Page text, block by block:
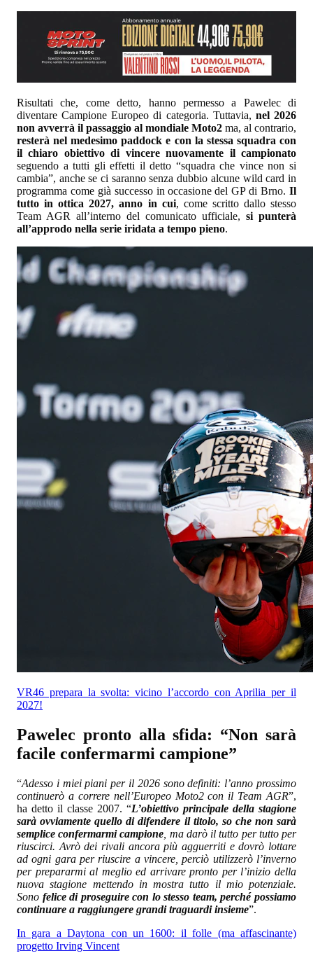
Risultati che, come detto, hanno permesso a Pawelec di
diventare Campione Europeo di categoria. Tuttavia, nel 2026
non avverrà il passaggio al mondiale Moto2 ma, al contrario,
resterà nel medesimo paddock e con la stessa squadra con
il chiaro obiettivo di vincere nuovamente il campionato
seguendo a tutti gli effetti il detto “squadra che vince non si
cambia”, anche se ci saranno senza dubbio alcune wild card in
programma come già successo in occasione del GP di Brno. Il
tutto in ottica 2027, anno in cui, come scritto dallo stesso
Team AGR all’interno del comunicato ufficiale, si punterà
all’approdo nella serie iridata a tempo pieno.
VR46 prepara la svolta: vicino l’accordo con Aprilia per il
2027!
Pawelec pronto alla sfida: “Non sarà
facile confermarmi campione”
“Adesso i miei piani per il 2026 sono definiti: l’anno prossimo
continuerò a correre nell’Europeo Moto2 con il Team AGR”,
ha detto il classe 2007. “L’obiettivo principale della stagione
sarà ovviamente quello di difendere il titolo, so che non sarà
semplice confermarmi campione , ma darò il tutto per tutto per
riuscirci. Avrò dei rivali ancora più agguerriti e dovrò lottare
ad ogni gara per riuscire a vincere, perciò utilizzerò l’inverno
per prepararmi al meglio ed arrivare pronto per l’inizio della
nuova stagione mettendo in mostra tutto il mio potenziale.
Sono felice di proseguire con lo stesso team, perché possiamo
continuare a raggiungere grandi traguardi insieme”.
In gara a Daytona con un 1600: il folle (ma affascinante)
progetto Irving Vincent